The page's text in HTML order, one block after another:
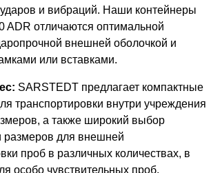
ударов и вибраций. Наши контейнеры
ADR отличаются оптимальной
внешней оболочкой и
или вставками.
SARSTEDT предлагает компактные
транспортировки внутри учреждения
а также широкий выбор
размеров для внешней
проб в различных количествах, в
особо чувствительных проб.